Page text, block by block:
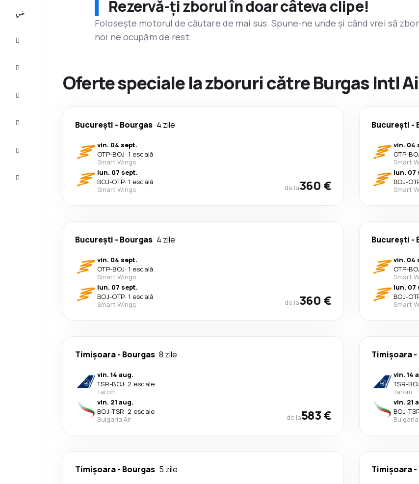
Rezervă-ți zborul în doar câteva clipe!
Folosește motorul de căutare de mai sus. Spune-ne unde și când vrei să
noi ne ocupăm de rest.
Oferte speciale la zboruri către Burgas Intl
București - Bourgas 4 zile
vin. 04 sept.
OTP-BOJ· 1 escală
Smart Wings
lun. 07 sept.
BOJ-OTP· 1 escală
Smart Wings
de la360 €
București -
vin. 04
OTP-
Smart
lun. 07
BOJ-
Smart
București - Bourgas 4 zile
vin. 04 sept.
OTP-BOJ· 1 escală
Smart Wings
lun. 07 sept.
BOJ-OTP· 1 escală
Smart Wings
de la360 €
București -
vin. 04
OTP-
Smart
lun. 07
BOJ-
Smart
Timișoara- Bourgas 8 zile
vin. 14 aug.
TSR-BOJ· 2 escale
Tarom
vin. 21 aug.
BOJ-TSR· 2 escale
Bulgaria Air
de la583 €
Timișoara-
vin. 14
TSR-
Tarom
vin. 21
BOJ-
Timișoara- Bourgas 5 zile Timișoara-